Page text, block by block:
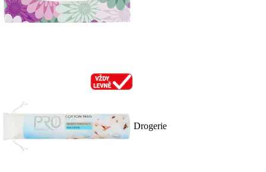
Drogerie